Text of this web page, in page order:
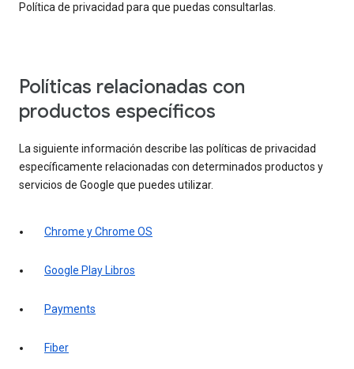
Política de privacidad para que puedas consultarlas.
Políticas relacionadas con
productos específicos
La siguiente información describe las políticas de privacidad
específicamente relacionadas con determinados productos y
servicios de Google que puedes utilizar.
Chrome y Chrome OS
Google Play Libros
Payments
Fiber